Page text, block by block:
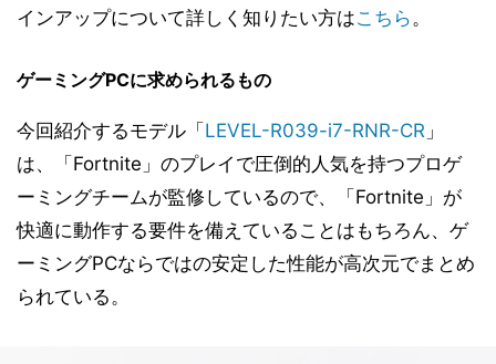
インアップについて詳しく知りたい方はこちら 。
ゲーミングPCに求められるもの
今回紹介するモデル「LEVEL-R039-i7-RNR-CR 」
は、「Fortnite」のプレイで圧倒的人気を持つプロゲ
ーミングチームが監修しているので、「Fortnite」が
快適に動作する要件を備えていることはもちろん、ゲ
ーミングPCならではの安定した性能が高次元でまとめ
られている。